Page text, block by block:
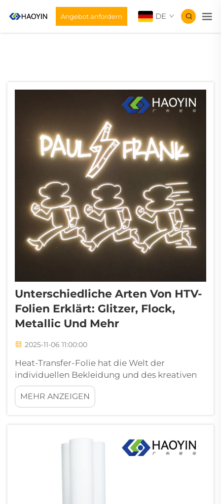
Angebot anfordern DE
Unterschiedliche Arten Von HTV-
Folien Erklärt: Glitzer, Flock,
Metallic Und Mehr
2025-11-06 11:00:00
Heat-Transfer-Folie hat die Welt der
individuellen Bekleidung und des kreativen
Gestaltens revolutioniert und bietet
unbegrenzte Möglichkeiten zur kreativen
Entfaltung. Vom professionellen
verschiedenen HTV-Typen...
MEHR ANZEIGEN